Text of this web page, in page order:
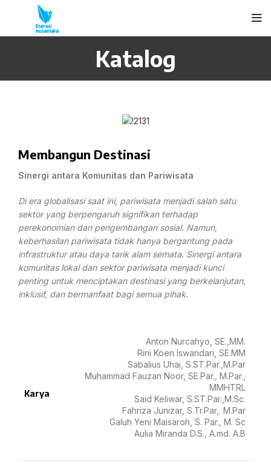
Katalog
Membangun Destinasi
Sinergi antara Komunitas dan Pariwisata
Di era globalisasi saat ini, pariwisata menjadi salah satu
sektor yang berpengaruh signifikan terhadap
perekonomian dan pengembangan sosial. Namun,
keberhasilan pariwisata tidak hanya bergantung pada
infrastruktur atau daya tarik alam semata. Sinergi antara
komunitas lokal dan sektor pariwisata menjadi kunci
penting untuk menciptakan destinasi yang berkelanjutan,
inklusif, dan bermanfaat bagi semua pihak.
Karya
Anton Nurcahyo, SE.,MM.
Rini Koen Iswandari, SE.MM
Sabalius Uhai, S.ST.Par.,M.Par
Muhammad Fauzan Noor, SE.Par., M.Par.,
MMHTRL
Said Keliwar, S.ST.Par.,M.Sc.
Fahriza Junizar, S.Tr.Par,. M.Par
Galuh Yeni Maisaroh, S. Par., M. Sc
Aulia Miranda D.S., A.md. A.B